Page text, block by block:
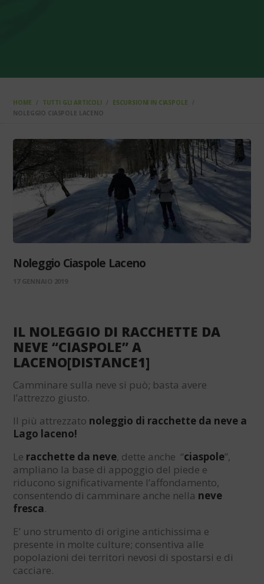
HOME TUTTI GLI ARTICOLI
ESCURSIONI IN CIASPOLE
NOLEGGIO CIASPOLE LACENO
Noleggio Ciaspole Laceno
17 GENNAIO 2019
IL NOLEGGIO DI RACCHETTE DA
NEVE “CIASPOLE” A
LACENO[DISTANCE1]
Camminare sulla neve si può; basta avere
l’attrezzo giusto.
Il più attrezzato noleggio di racchette da neve a
Lago laceno!
Le racchette da neve, dette anche “ciaspole”,
ampliano la base di appoggio del piede e
riducono significativamente l’affondamento,
consentendo di camminare anche nella neve
fresca.
E’ uno strumento di origine antichissima e
presente in molte culture; consentiva alle
popolazioni dei territori nevosi di spostarsi e di
cacciare.